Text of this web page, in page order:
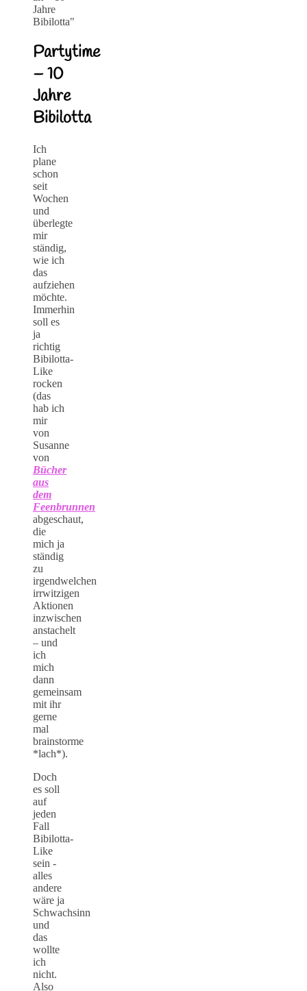
Partytime
– 10
Jahre
Bibilotta
Ich
plane
schon
seit
Wochen
und
überlegte
mir
ständig,
wie ich
das
aufziehen
möchte.
Immerhin
soll es
ja
richtig
Bibilotta-
Like
rocken
(das
hab ich
mir
von
Susanne
von
Bücher
aus
dem
Feenbrunnen
abgeschaut,
die
mich ja
ständig
zu
irgendwelchen
irrwitzigen
Aktionen
inzwischen
anstachelt
– und
ich
mich
dann
gemeinsam
mit ihr
gerne
mal
brainstorme
*lach*).
Doch
es soll
auf
jeden
Fall
Bibilotta-
Like
sein -
alles
andere
wäre ja
Schwachsinn
und
das
wollte
ich
nicht.
Also